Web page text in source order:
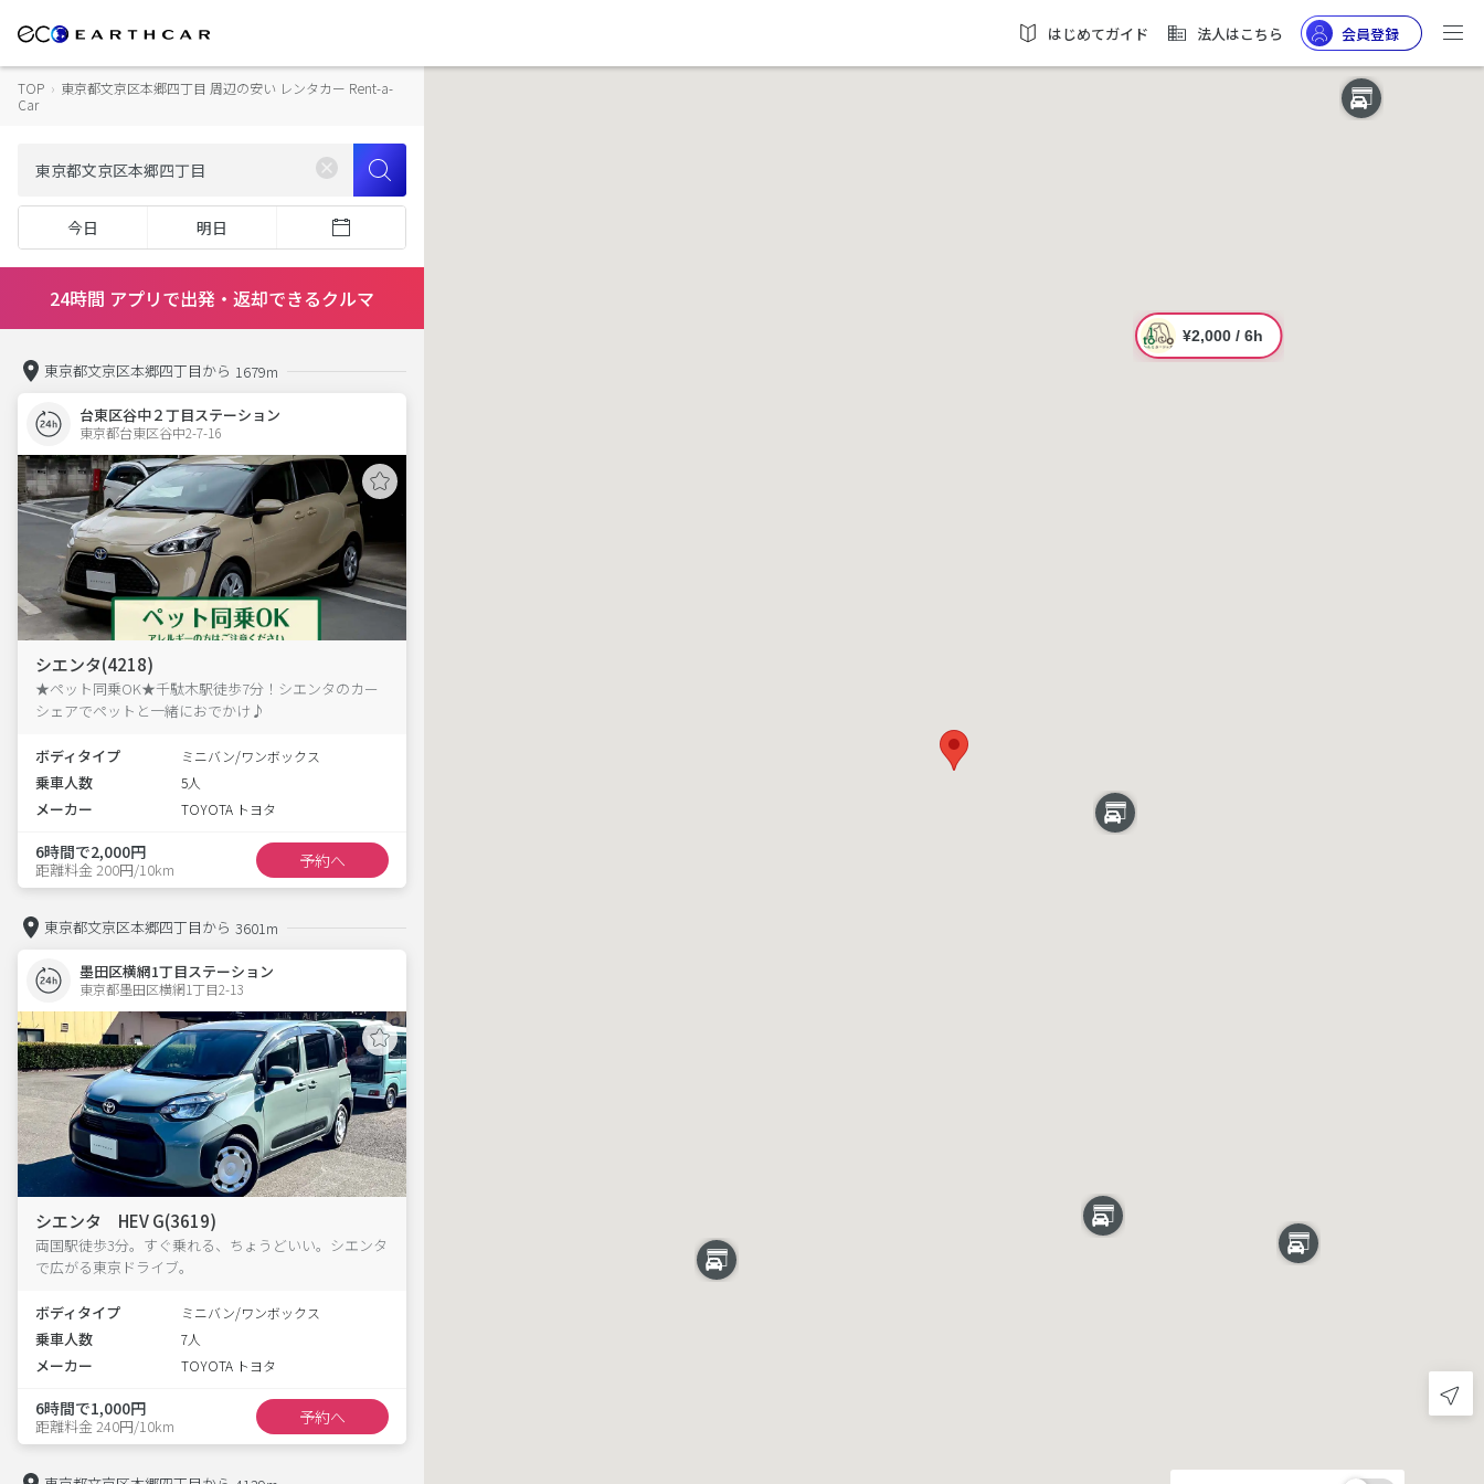
はじめてガイド 法人はこちら 会員登録
TOP › 東京都文京区本郷四丁目 周辺の安い レンタカー Rent-a-
Car
今日 明日
24時間 アプリで出発・返却できるクルマ
東京都文京区本郷四丁目から 1679m
台東区谷中２丁目ステーション
東京都台東区谷中2-7-16
シエンタ(4218)
★ペット同乗OK★千駄木駅徒歩7分！シエンタのカー
シェアでペットと一緒におでかけ♪
ボディタイプ ミニバン/ワンボックス
乗車人数 5人
メーカー TOYOTA トヨタ
6時間で2,000円
距離料金 200円/10km 予約へ
東京都文京区本郷四丁目から 3601m
墨田区横網1丁目ステーション
東京都墨田区横網1丁目2-13
シエンタ HEV G(3619)
両国駅徒歩3分。すぐ乗れる、ちょうどいい。シエンタ
で広がる東京ドライブ。
ボディタイプ ミニバン/ワンボックス
乗車人数 7人
メーカー TOYOTA トヨタ
6時間で1,000円
距離料金 240円/10km 予約へ